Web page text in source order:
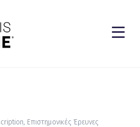
, Επιστημονικές Έρευνες